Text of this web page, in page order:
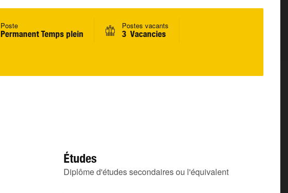
Poste
Permanent Temps plein
Postes vacants
3 Vacancies
Études
Diplôme d'études secondaires ou l'équivalent